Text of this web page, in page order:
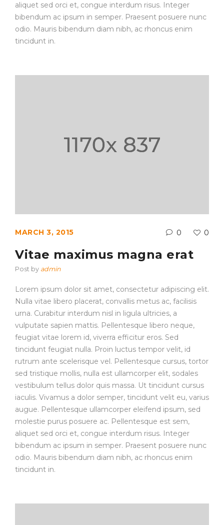
aliquet sed orci et, congue interdum risus. Integer
bibendum ac ipsum in semper. Praesent posuere nunc
odio. Mauris bibendum diam nibh, ac rhoncus enim
tincidunt in.
MARCH 3, 2015 0 0
Vitae maximus magna erat
Post by admin
Lorem ipsum dolor sit amet, consectetur adipiscing elit.
Nulla vitae libero placerat, convallis metus ac, facilisis
urna. Curabitur interdum nisl in ligula ultricies, a
vulputate sapien mattis. Pellentesque libero neque,
feugiat vitae lorem id, viverra efficitur eros. Sed
tincidunt feugiat nulla. Proin luctus tempor velit, id
rutrum ante scelerisque vel. Pellentesque cursus, tortor
sed tristique mollis, nulla est ullamcorper elit, sodales
vestibulum tellus dolor quis massa. Ut tincidunt cursus
iaculis. Vivamus a dolor semper, tincidunt velit eu, varius
augue. Pellentesque ullamcorper eleifend ipsum, sed
molestie purus posuere ac. Pellentesque est sem,
aliquet sed orci et, congue interdum risus. Integer
bibendum ac ipsum in semper. Praesent posuere nunc
odio. Mauris bibendum diam nibh, ac rhoncus enim
tincidunt in.